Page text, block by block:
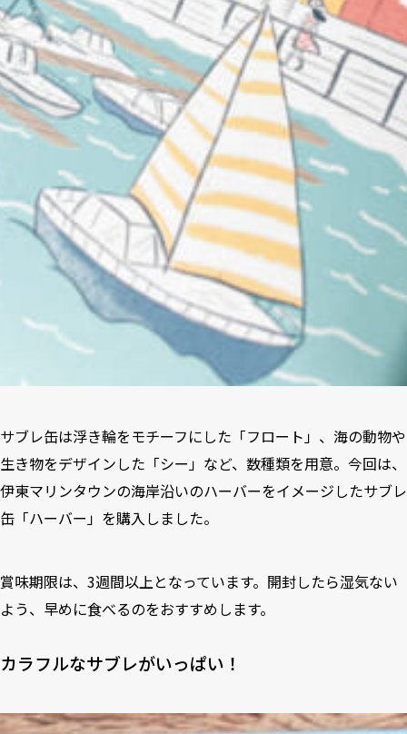
サブレ缶は浮き輪をモチーフにした「フロート」、海の動物や
生き物をデザインした「シー」など、数種類を用意。今回は、
伊東マリンタウンの海岸沿いのハーバーをイメージしたサブレ
缶「ハーバー」を購入しました。
賞味期限は、3週間以上となっています。開封したら湿気ない
よう、早めに食べるのをおすすめします。
カラフルなサブレがいっぱい！